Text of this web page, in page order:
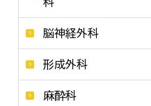
脳神経外科
形成外科
麻酔科